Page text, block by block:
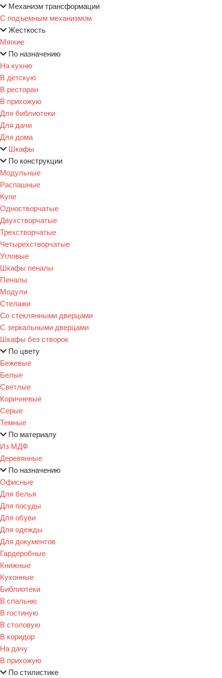
Механизм трансформации
С подъемным механизмом
Жесткость
Мягкие
По назначению
На кухню
В детскую
В ресторан
В прихожую
Для библиотеки
Для дачи
Для дома
Шкафы
По конструкции
Модульные
Распашные
Купе
Одностворчатые
Двухстворчатые
Трехстворчатые
Четырехстворчатые
Угловые
Шкафы пеналы
Пеналы
Модули
Стелажи
Со стеклянными дверцами
С зеркальными дверцами
Шкафы без створок
По цвету
Бежевые
Белые
Светлые
Коричневые
Серые
Темные
По материалу
Из МДФ
Деревянные
По назначению
Офисные
Для белья
Для посуды
Для обуви
Для одежды
Для документов
Гардеробные
Книжные
Кухонные
Библиотеки
В спальню
В гостиную
В столовую
В коридор
На дачу
В прихожую
По стилистике